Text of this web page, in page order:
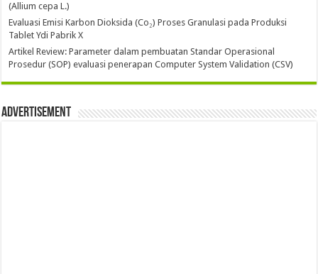
(Allium cepa L.)
Evaluasi Emisi Karbon Dioksida (Co₂) Proses Granulasi pada Produksi
Tablet Ydi Pabrik X
Artikel Review: Parameter dalam pembuatan Standar Operasional
Prosedur (SOP) evaluasi penerapan Computer System Validation (CSV)
Advertisement